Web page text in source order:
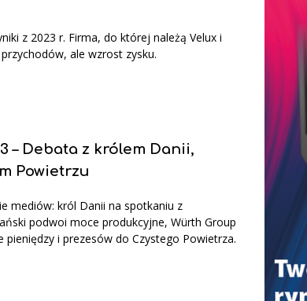
z 2023 r. Firma, do której należą Velux i
ale wzrost zysku.
– Debata z królem Danii,
Powietrzu
mediów: król Danii na spotkaniu z
podwoi moce produkcyjne, Würth Group
i prezesów do Czystego Powietrza.